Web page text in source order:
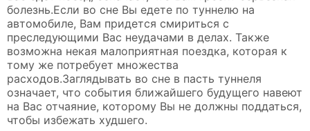
болезнь.Если во сне Вы едете по туннелю на
автомобиле, Вам придется смириться с
преследующими Вас неудачами в делах. Также
возможна некая малоприятная поездка, которая к
тому же потребует множества
расходов.Заглядывать во сне в пасть туннеля
означает, что события ближайшего будущего навеют
на Вас отчаяние, которому Вы не должны поддаться,
чтобы избежать худшего.